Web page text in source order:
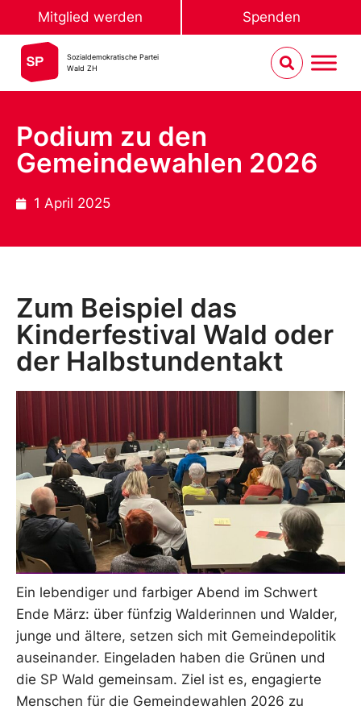
Mitglied werden Spenden
Sozialdemokratische Partei
Wald ZH
Podium zu den
Gemeindewahlen 2026
1 April 2025
Zum Beispiel das
Kinderfestival Wald oder
der Halbstundentakt
Ein lebendiger und farbiger Abend im Schwert
Ende März: über fünfzig Walderinnen und Walder,
junge und ältere, setzen sich mit Gemeindepolitik
auseinander. Eingeladen haben die Grünen und
die SP Wald gemeinsam. Ziel ist es, engagierte
Menschen für die Gemeindewahlen 2026 zu